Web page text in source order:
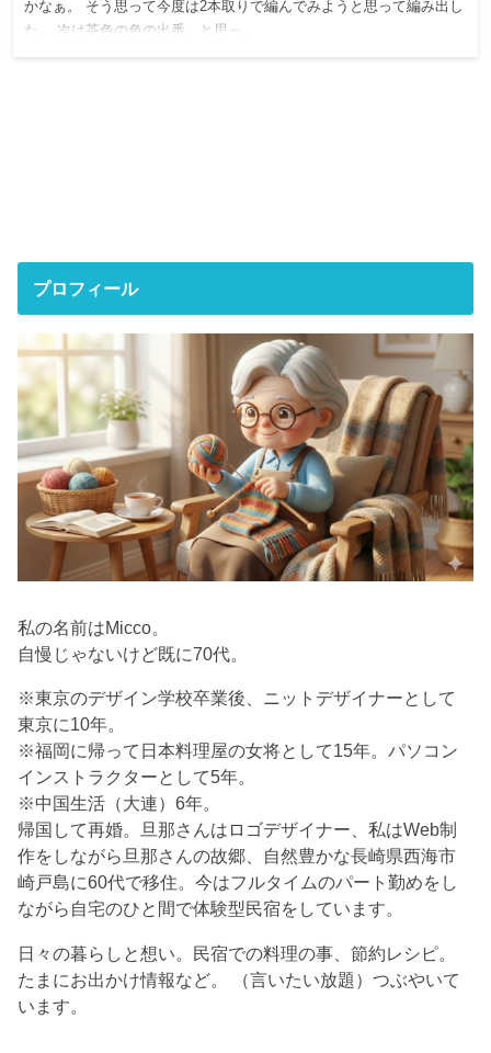
かなぁ。 そう思って今度は2本取りで編んでみようと思って編み出し
た。 次は茶色の色の出番。と思っ…
プロフィール
私の名前はMicco。
自慢じゃないけど既に70代。
※東京のデザイン学校卒業後、ニットデザイナーとして
東京に10年。
※福岡に帰って日本料理屋の女将として15年。パソコン
インストラクターとして5年。
※中国生活（大連）6年。
帰国して再婚。旦那さんはロゴデザイナー、私はWeb制
作をしながら旦那さんの故郷、自然豊かな長崎県西海市
崎戸島に60代で移住。今はフルタイムのパート勤めをし
ながら自宅のひと間で体験型民宿をしています。
日々の暮らしと想い。民宿での料理の事、節約レシピ。
たまにお出かけ情報など。 （言いたい放題）つぶやいて
います。